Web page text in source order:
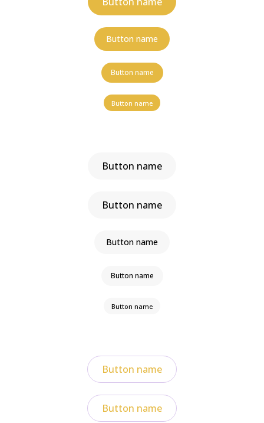
Button name
Button name
Button name
Button name
Button name
Button name
Button name
Button name
Button name
Button name